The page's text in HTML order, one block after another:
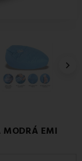

MODRÁ EMI